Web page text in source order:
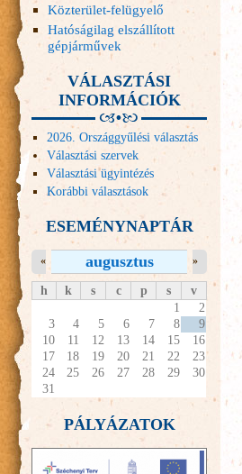
Közterület-felügyelő
Hatóságilag elszállított
gépjárművek
VÁLASZTÁSI
INFORMÁCIÓK
2026. Országgyűlési választás
Választási szervek
Választási ügyintézés
Korábbi választások
ESEMÉNYNAPTÁR
augusztus
« »
h k s c p s
v
1
2
3
4 5 6 7 8
9
10
11 12 13 14 15
16
17
18 19 20 21 22
23
24
25 26 27 28 29
30
31
PÁLYÁZATOK